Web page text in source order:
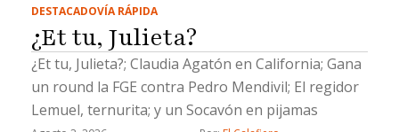
DESTACADOVÍA RÁPIDA
¿Et tu, Julieta?
¿Et tu, Julieta?; Claudia Agatón en California; Gana
un round la FGE contra Pedro Mendivil; El regidor
Lemuel, ternurita; y un Socavón en pijamas